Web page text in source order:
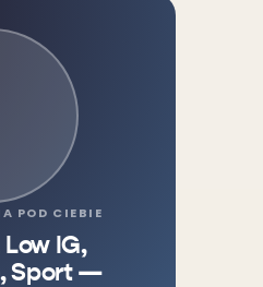
POD CIEBIE
Low IG,
Sport —